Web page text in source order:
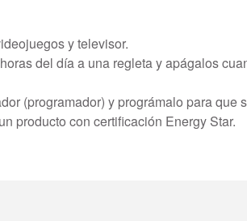
y televisor.
del día a una regleta y apágalos
(programador) y prográmalo para que
producto con certificación Energy Star.